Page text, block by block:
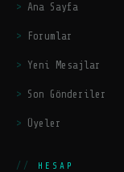
Ana Sayfa
Forumlar
Yeni Mesajlar
Son Gönderiler
Üyeler
HESAP